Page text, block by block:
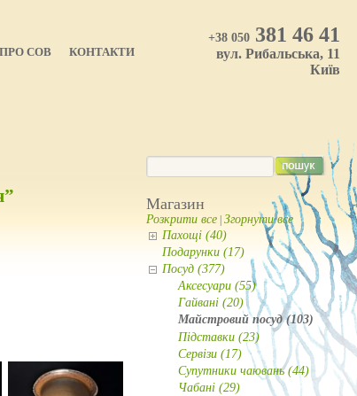
ПРО СОВ КОНТАКТИ
+38 050 381 46 41
вул. Рибальська, 11
Київ
Магазин
Розкрити все Згорнути все
Пахощі (40)
Подарунки (17)
Посуд (377)
Аксесуари (55)
Гайвані (20)
Майстровий посуд (103)
Підставки (23)
Сервізи (17)
Супутники чаювань (44)
Чабані (29)